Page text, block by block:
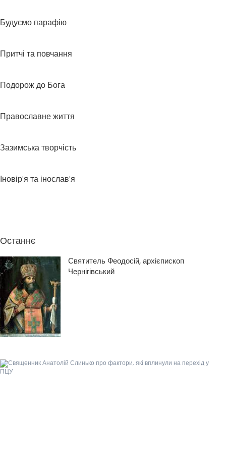
Будуємо парафію
Притчі та повчання
Подорож до Бога
Православне життя
Зазимська творчість
Іновір'я та інослав'я
Останнє
Святитель Феодосій, архієпископ
Чернігівський